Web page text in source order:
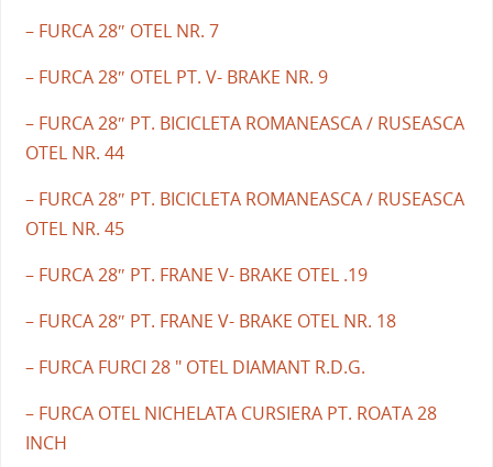
– FURCA 28″ OTEL NR. 7
– FURCA 28″ OTEL PT. V- BRAKE NR. 9
– FURCA 28″ PT. BICICLETA ROMANEASCA / RUSEASCA
OTEL NR. 44
– FURCA 28″ PT. BICICLETA ROMANEASCA / RUSEASCA
OTEL NR. 45
– FURCA 28″ PT. FRANE V- BRAKE OTEL .19
– FURCA 28″ PT. FRANE V- BRAKE OTEL NR. 18
– FURCA FURCI 28 " OTEL DIAMANT R.D.G.
– FURCA OTEL NICHELATA CURSIERA PT. ROATA 28
INCH